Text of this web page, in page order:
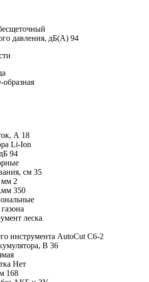
давления, дБ(A) 94
образная
А 18
Li-Ion
94
см 35
мм 2
350
леска
инструмента AutoCut C6-2
В 36
Нет
168